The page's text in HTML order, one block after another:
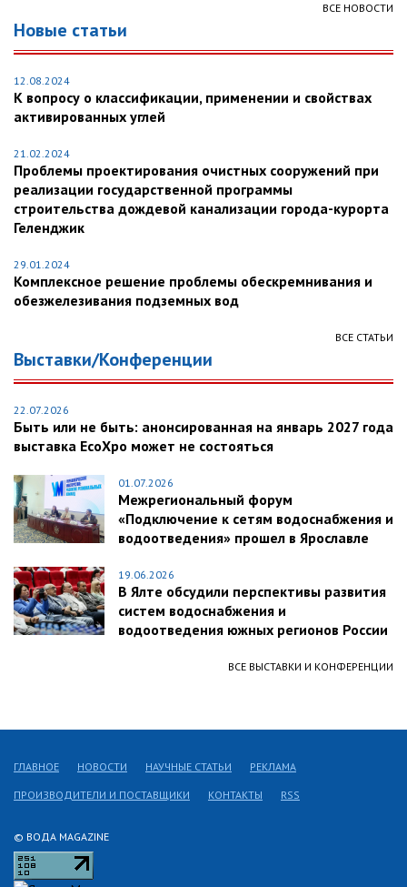
ВСЕ НОВОСТИ
Новые статьи
12.08.2024
К вопросу о классификации, применении и свойствах
активированных углей
21.02.2024
Проблемы проектирования очистных сооружений при
реализации государственной программы
строительства дождевой канализации города-курорта
Геленджик
29.01.2024
Комплексное решение проблемы обескремнивания и
обезжелезивания подземных вод
ВСЕ СТАТЬИ
Выставки/Конференции
22.07.2026
Быть или не быть: анонсированная на январь 2027 года
выставка EcoXpo может не состояться
01.07.2026
Межрегиональный форум
«Подключение к сетям водоснабжения и
водоотведения» прошел в Ярославле
19.06.2026
В Ялте обсудили перспективы развития
систем водоснабжения и
водоотведения южных регионов России
ВСЕ ВЫСТАВКИ И КОНФЕРЕНЦИИ
© ВОДА MAGAZINE
ГЛАВНОЕ НОВОСТИ НАУЧНЫЕ СТАТЬИ РЕКЛАМА
ПРОИЗВОДИТЕЛИ И ПОСТАВЩИКИ КОНТАКТЫ RSS